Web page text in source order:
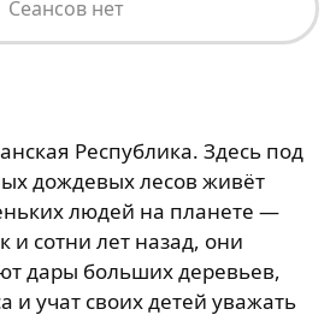
Сеансов нет
Республика. Здесь под
дождевых лесов живёт
людей на планете —
и сотни лет назад, они
дары больших деревьев,
и учат своих детей уважать